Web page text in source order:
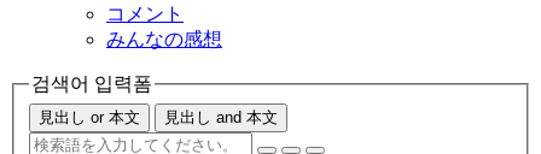
コメント
みんなの感想
검색어 입력폼
見出し or 本文 見出し and 本文